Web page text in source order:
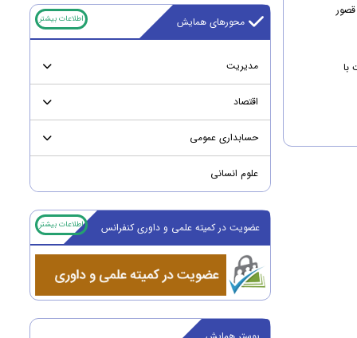
با
محورهای همایش اطلاعات بیشتر
مدیریت
اقتصاد
حسابداری عمومی
علوم انسانی
عضویت در کمیته علمی و داوری کنفرانس اطلاعات بیشتر